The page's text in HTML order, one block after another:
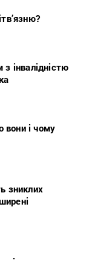
інвалідністю
вони і чому
зниклих